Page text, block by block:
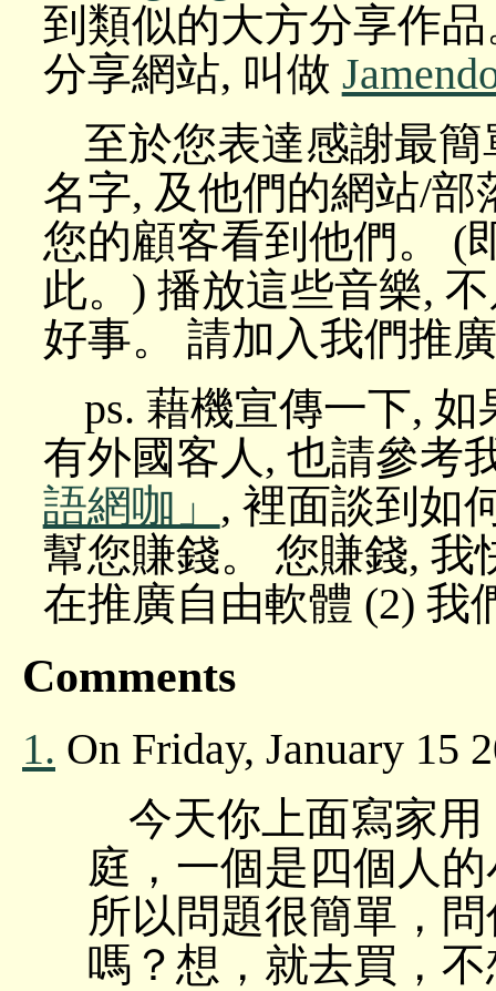
到類似的大方分享作
分享網站, 叫做
至於您表達感謝最
名字, 及他們的網站/
您的顧客看到他們。 (
此。) 播放這些音樂,
好事。 請加入我們推
ps. 藉機宣傳一下,
有外國客人, 也請參考
語網咖」 , 裡面談到如
幫您賺錢。 您賺錢, 我
在推廣自由軟體 (2) 我
Comments
1. On Friday, January 15
今天你上面寫家
庭，一個是四個人
所以問題很簡單，
嗎？想，就去買，